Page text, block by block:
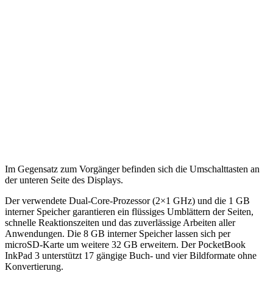
Im Gegensatz zum Vorgänger befinden sich die Umschalttasten an
der unteren Seite des Displays.
Der verwendete Dual-Core-Prozessor (2×1 GHz) und die 1 GB
interner Speicher garantieren ein flüssiges Umblättern der Seiten,
schnelle Reaktionszeiten und das zuverlässige Arbeiten aller
Anwendungen. Die 8 GB interner Speicher lassen sich per
microSD-Karte um weitere 32 GB erweitern. Der PocketBook
InkPad 3 unterstützt 17 gängige Buch- und vier Bildformate ohne
Konvertierung.